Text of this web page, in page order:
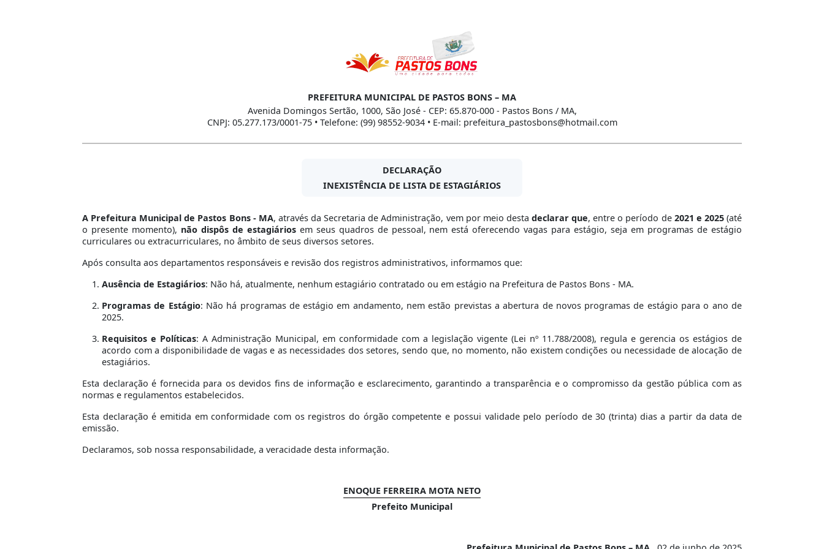
PREFEITURA MUNICIPAL DE PASTOS BONS – MA
Avenida Domingos Sertão, 1000, São José - CEP: 65.870-000 - Pastos Bons / MA,
CNPJ: 05.277.173/0001-75 • Telefone: (99) 98552-9034 • E-mail: prefeitura_pastosbons@hotmail.com
DECLARAÇÃO
INEXISTÊNCIA DE LISTA DE ESTAGIÁRIOS
A Prefeitura Municipal de Pastos Bons - MA, através da Secretaria de Administração, vem por meio desta declarar que, entre o período de 2021 e 2025(até
o presente momento), não dispôs de estagiáriosem seus quadros de pessoal, nem está oferecendo vagas para estágio, seja em programas de estágio
curriculares ou extracurriculares, no âmbito de seus diversos setores.
Após consulta aos departamentos responsáveis e revisão dos registros administrativos, informamos que:
Ausência de Estagiários: Não há, atualmente, nenhum estagiário contratado ou em estágio na Prefeitura de Pastos Bons - MA.
Programas de Estágio: Não há programas de estágio em andamento, nem estão previstas a abertura de novos programas de estágio para o ano de
2025.
Requisitos e Políticas: A Administração Municipal, em conformidade com a legislação vigente (Lei nº 11.788/2008), regula e gerencia os estágios de
acordo com a disponibilidade de vagas e as necessidades dos setores, sendo que, no momento, não existem condições ou necessidade de alocação de
estagiários.
Esta declaração é fornecida para os devidos fins de informação e esclarecimento, garantindo a transparência e o compromisso da gestão pública com as
normas e regulamentos estabelecidos.
Esta declaração é emitida em conformidade com os registros do órgão competente e possui validade pelo período de 30 (trinta) dias a partir da data de
emissão.
Declaramos, sob nossa responsabilidade, a veracidade desta informação.
ENOQUE FERREIRA MOTA NETO
Prefeito Municipal